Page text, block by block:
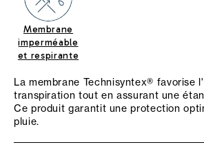
Membrane
imperméable
et respirante
La membrane Technisyntex® favorise
transpiration tout en assurant une
Ce produit garantit une protection
pluie.